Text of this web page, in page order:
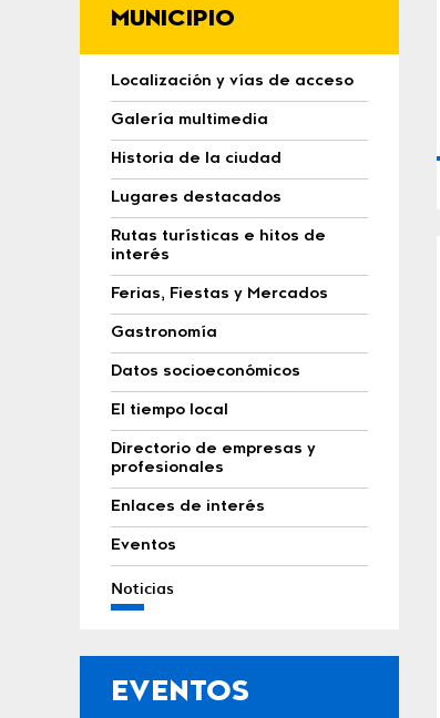
MUNICIPIO
Localización y vías de acceso
Galería multimedia
Historia de la ciudad
Lugares destacados
Rutas turísticas e hitos de
interés
Ferias, Fiestas y Mercados
Gastronomía
Datos socioeconómicos
El tiempo local
Directorio de empresas y
profesionales
Enlaces de interés
Eventos
Noticias
EVENTOS